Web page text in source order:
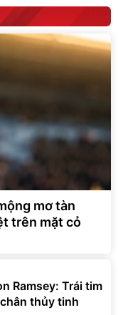
mơ tàn
trên mặt cỏ
Ramsey: Trái tim
thủy tinh